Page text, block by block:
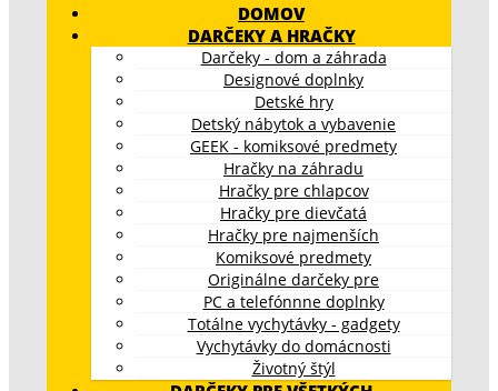
DOMOV
DARČEKY A HRAČKY
Darčeky - dom a záhrada
Designové doplnky
Detské hry
Detský nábytok a vybavenie
GEEK - komiksové predmety
Hračky na záhradu
Hračky pre chlapcov
Hračky pre dievčatá
Hračky pre najmenších
Komiksové predmety
Originálne darčeky pre
PC a telefónnne doplnky
Totálne vychytávky - gadgety
Vychytávky do domácnosti
Životný štýl